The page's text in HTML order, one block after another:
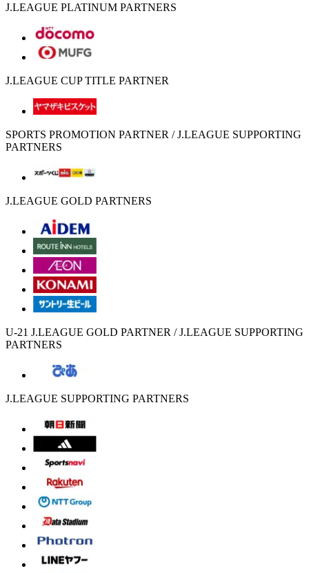
J.LEAGUE PLATINUM PARTNERS
J.LEAGUE CUP TITLE PARTNER
SPORTS PROMOTION PARTNER / J.LEAGUE SUPPORTING
PARTNERS
J.LEAGUE GOLD PARTNERS
U-21 J.LEAGUE GOLD PARTNER / J.LEAGUE SUPPORTING
PARTNERS
J.LEAGUE SUPPORTING PARTNERS